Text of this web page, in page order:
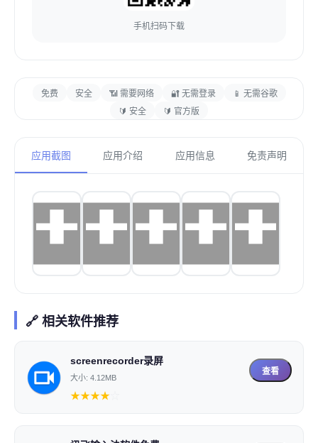
手机扫码下载
免费 安全 📶 需要网络 🔐 无需登录
📱 无需谷歌
🔰 安全
🔰 官方版
应用截图 应用介绍 应用信息 免责声明
🔗 相关软件推荐
screenrecorder录屏
大小: 4.12MB
★★★★
查看